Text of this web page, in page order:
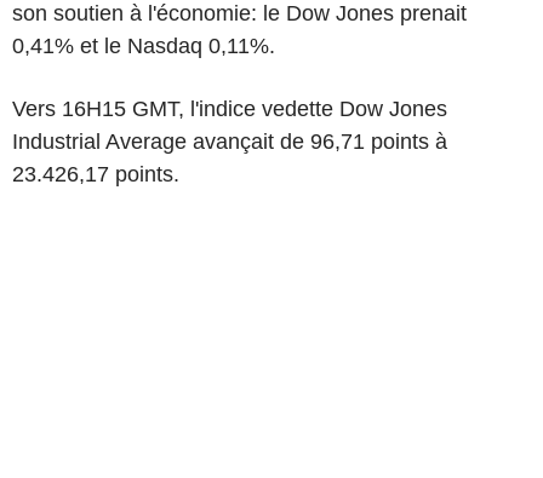
son soutien à l'économie: le Dow Jones prenait
0,41% et le Nasdaq 0,11%.
Vers 16H15 GMT, l'indice vedette Dow Jones
Industrial Average avançait de 96,71 points à
23.426,17 points.